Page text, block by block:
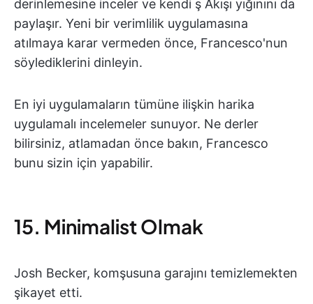
derinlemesine inceler ve kendi ş Akışı yığınını da
paylaşır. Yeni bir verimlilik uygulamasına
atılmaya karar vermeden önce, Francesco'nun
söylediklerini dinleyin.
En iyi uygulamaların tümüne ilişkin harika
uygulamalı incelemeler sunuyor. Ne derler
bilirsiniz, atlamadan önce bakın, Francesco
bunu sizin için yapabilir.
15. Minimalist Olmak
Josh Becker, komşusuna garajını temizlemekten
şikayet etti.